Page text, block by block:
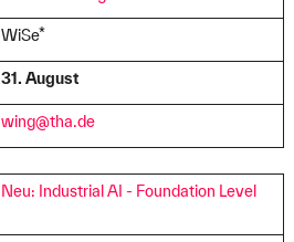
WiSe*
31. August
wing@tha.de
Neu: Industrial AI - Foundation Level